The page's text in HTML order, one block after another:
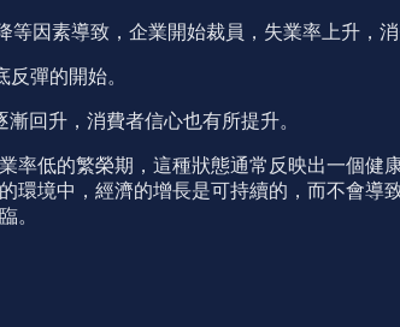
因素導致，企業開始裁員，失業率上升，消
彈的開始。
回升，消費者信心也有所提升。
低的繁榮期，這種狀態通常反映出一個健
境中，經濟的增長是可持續的，而不會導
。